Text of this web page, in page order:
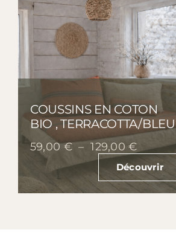
COUSSINS EN COTON
BIO , TERRACOTTA/BLEU
59,00€ – 129,00€Plage
prix :
59,00 €
Découvrir